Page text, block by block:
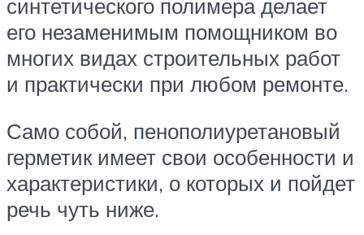
синтетического полимера делает
его незаменимым помощником во
многих видах строительных работ
и практически при любом ремонте.
Само собой, пенополиуретановый
герметик имеет свои особенности и
характеристики, о которых и пойдет
речь чуть ниже.